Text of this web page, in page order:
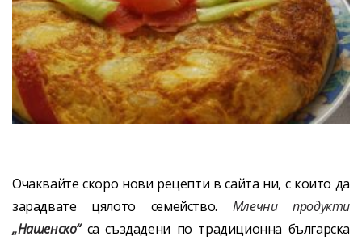
Очаквайте скоро нови рецепти в сайта ни, с които да
зарадвате цялото семейство. Млечни продукти
„Нашенско“са създадени по традиционна българска